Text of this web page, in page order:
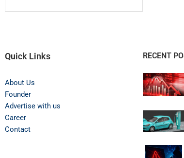
Quick Links
About Us
Founder
Advertise with us
Career
Contact
RECENT